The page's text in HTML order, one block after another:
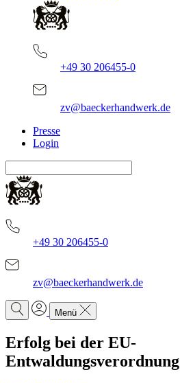
+49 30 206455-0
zv@baeckerhandwerk.de
Presse
Login
+49 30 206455-0
zv@baeckerhandwerk.de
Menü
Erfolg bei der EU-
Entwaldungsverordnung